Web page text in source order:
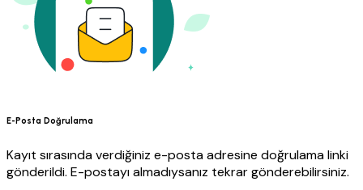
E-Posta Doğrulama
Kayıt sırasında verdiğiniz e-posta adresine doğrulama linki
gönderildi. E-postayı almadıysanız tekrar gönderebilirsiniz.